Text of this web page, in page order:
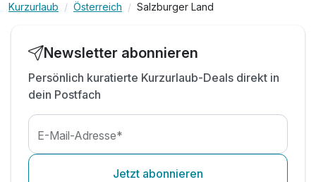
inkl. Begrüßungscocktail
Tipp 1: Besuch der weltbekannten
Sprungschanze
Tipp 2: Spaziergang zum Wasserfall in der Stadt
Tipp 3: Wanderwege starten fast vor der Tür
Kurzurlaub Österreich Salzburger Land
Newsletter abonnieren
Persönlich kuratierte Kurzurlaub-Deals direkt in
dein Postfach
E-Mail-Adresse*
Jetzt abonnieren